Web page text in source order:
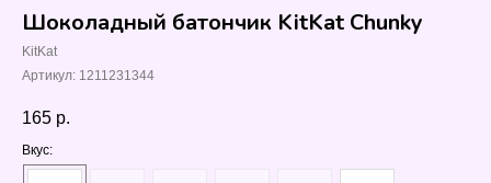
Шоколадный батончик KitKat Chunky
KitKat
Артикул: 1211231344
165 р.
Вкус: